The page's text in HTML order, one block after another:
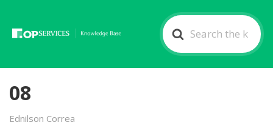
Search
For
08
Ednilson Correa